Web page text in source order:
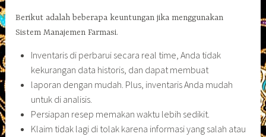
Berikut adalah beberapa keuntungan jika menggunakan
Sistem Manajemen Farmasi.
Inventaris di perbarui secara real time, Anda tidak
kekurangan data historis, dan dapat membuat
laporan dengan mudah. Plus, inventaris Anda mudah
untuk di analisis.
Persiapan resep memakan waktu lebih sedikit.
Klaim tidak lagi di tolak karena informasi yang salah atau